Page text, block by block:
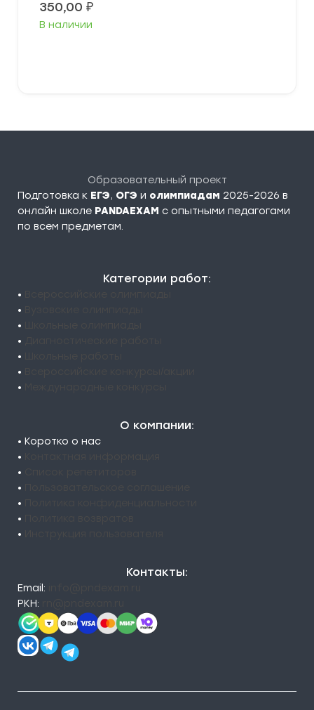
350,00 ₽
В наличии
Образовательный проект
Подготовка к ЕГЭ, ОГЭ и олимпиадам 2025-2026 в
онлайн школе PANDAEXAM c опытными педагогами
по всем предметам.
Категории работ:
•
•
•
•
•
•
•
О компании:
• Коротко о нас
•
•
•
•
•
•
Контакты:
Email:
РКН: